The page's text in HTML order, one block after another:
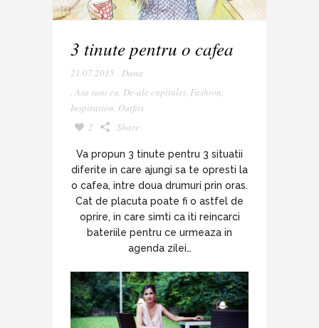
3 tinute pentru o cafea
21.07.2015 , Dana
, Asa sunt eu, De-ale capitalei, Fashion,
Inspiration, Outfits
2
Share
Va propun 3 tinute pentru 3 situatii
diferite in care ajungi sa te opresti la
o cafea, intre doua drumuri prin oras.
Cat de placuta poate fi o astfel de
oprire, in care simti ca iti reincarci
bateriile pentru ce urmeaza in
agenda zilei…